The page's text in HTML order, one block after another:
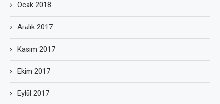
Ocak 2018
Aralık 2017
Kasım 2017
Ekim 2017
Eylül 2017